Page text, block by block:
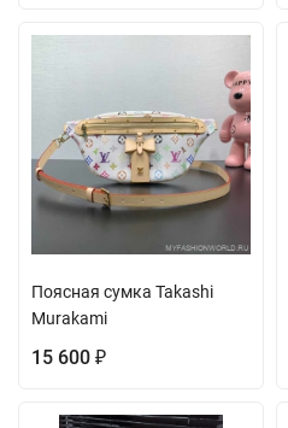
Поясная сумка Takashi
Murakami
15 600 ₽